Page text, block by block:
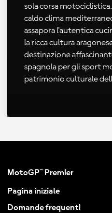
sola corsa
caldo clima
assapora l'autentica
la ricca cultura
destinazione
spagnola per gli sport
patrimonio culturale
MotoGP™ Premier
Pagina iniziale
Domande frequenti